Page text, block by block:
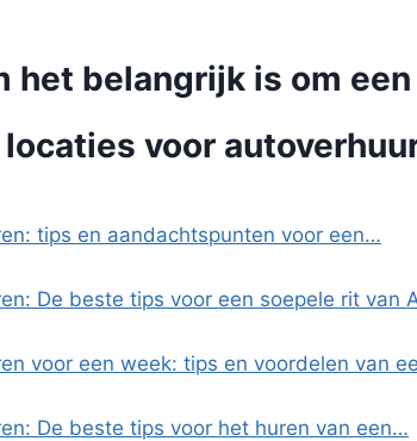
het belangrijk is om
voor
tips en aandachtspunten voor een…
De beste tips voor een soepele rit van
voor een week: tips en voordelen van
De beste tips voor het huren van een…